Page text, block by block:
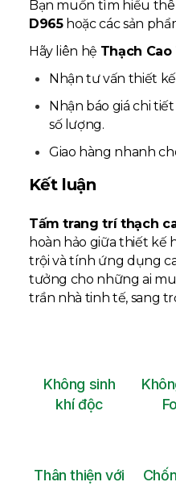
Bạn muốn tìm hiểu
D965hoặc các sản
Hãy liên hệ Thạch
Nhận tư vấn thiết
Nhận báo giá chi
số lượng.
Giao hàng nhanh
Kết luận
Tấm trang trí thạch
hoàn hảo giữa thiết kế
trội và tính ứng dụng
tưởng cho những ai
trần nhà tinh tế, sang
Không sinh
khí độc
Thân thiện với